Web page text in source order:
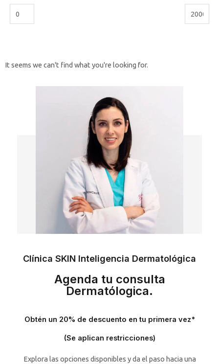
It seems we can't find what you're looking for.
Clínica SKIN Inteligencia Dermatológica
Agenda tu consulta
Dermatólogica.
Obtén un 20% de descuento en tu primera vez*
(Se aplican restricciones)
Explora las opciones disponibles y da el paso hacia una